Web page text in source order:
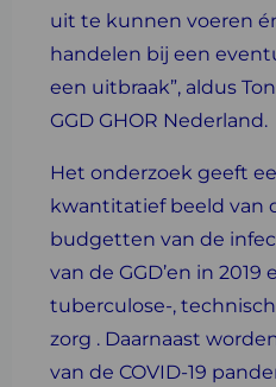
uit te kunnen voeren
handelen bij een
een uitbraak”, aldus
GGD GHOR Nederland.
Het onderzoek geeft
kwantitatief beeld van
budgetten van de
van de GGD’en in 2019
tuberculose-,
zorg . Daarnaast
van de COVID-19